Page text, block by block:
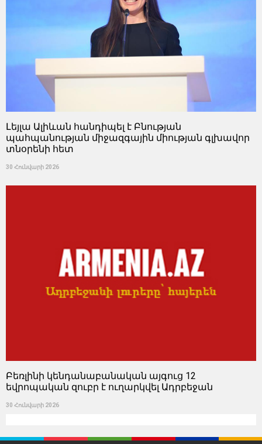
Լեյլա Ալիևան հանդիպել է Բնության
պահպանության միջազգային միության գլխավոր
տնօրենի հետ
30 Հունվարի 2026
Բեռլինի կենդանաբանական այգուց 12
եվրոպական զուբր է ուղարկվել Ադրբեջան
30 Հունվարի 2026